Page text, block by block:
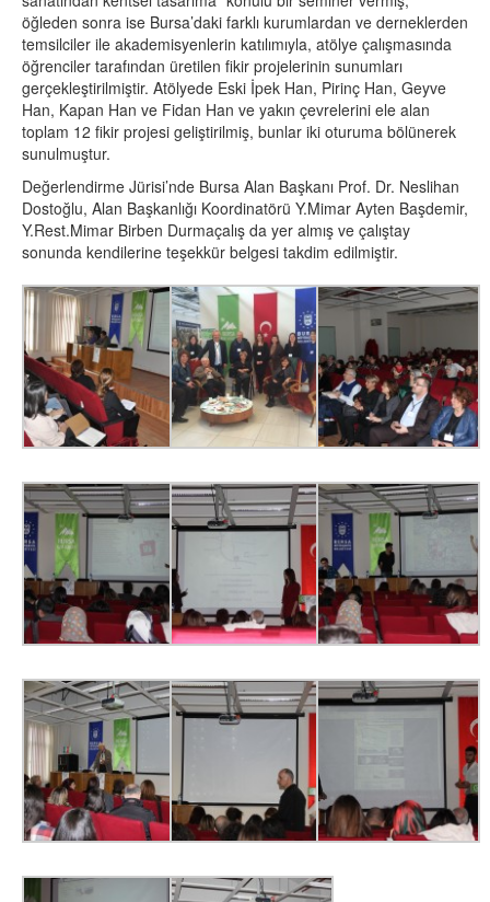
öğleden sonra ise Bursa’daki farklı kurumlardan ve derneklerden
temsilciler ile akademisyenlerin katılımıyla, atölye çalışmasında
öğrenciler tarafından üretilen fikir projelerinin sunumları
gerçekleştirilmiştir. Atölyede Eski İpek Han, Pirinç Han, Geyve
Han, Kapan Han ve Fidan Han ve yakın çevrelerini ele alan
toplam 12 fikir projesi geliştirilmiş, bunlar iki oturuma bölünerek
sunulmuştur.
Değerlendirme Jürisi’nde Bursa Alan Başkanı Prof. Dr. Neslihan
Dostoğlu, Alan Başkanlığı Koordinatörü Y.Mimar Ayten Başdemir,
Y.Rest.Mimar Birben Durmaçalış da yer almış ve çalıştay
sonunda kendilerine teşekkür belgesi takdim edilmiştir.